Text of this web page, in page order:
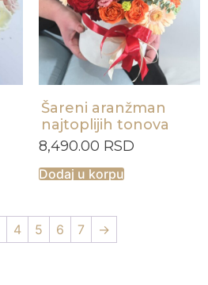
Šareni aranžman
najtoplijih tonova
8,490.00 RSD
Dodaj u korpu
4 5 6 7 →